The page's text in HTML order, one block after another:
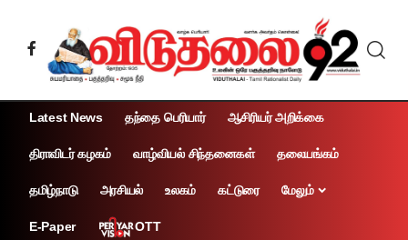
Latest News தந்தை பெரியார் ஆசிரியர் அறிக்கை
திராவிடர் கழகம் வாழ்வியல் சிந்தனைகள் தலையங்கம்
தமிழ்நாடு அரசியல் உலகம் கட்டுரை மேலும்
E-Paper OTT